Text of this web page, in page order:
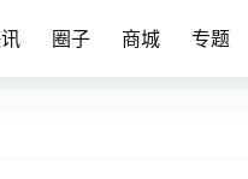
圈子 商城 专题